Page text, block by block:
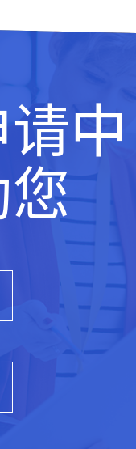
中